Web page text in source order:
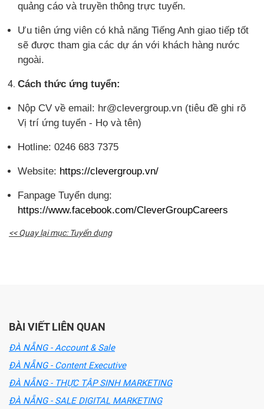
quảng cáo và truyền thông trực tuyến.
Ưu tiên ứng viên có khả năng Tiếng Anh giao tiếp tốt
sẽ được tham gia các dự án với khách hàng nước
ngoài.
Cách thức ứng tuyển:
Nộp CV về email: hr@clevergroup.vn (tiêu đề ghi rõ
Vị trí ứng tuyển - Họ và tên)
Hotline: 0246 683 7375
Website: https://clevergroup.vn/
Fanpage Tuyển dụng:
https://www.facebook.com/CleverGroupCareers
<< Quay lại mục: Tuyển dụng
BÀI VIẾT LIÊN QUAN
ĐÀ NẴNG - Account & Sale
ĐÀ NẴNG - Content Executive
ĐÀ NẴNG - THỰC TẬP SINH MARKETING
ĐÀ NẴNG - SALE DIGITAL MARKETING